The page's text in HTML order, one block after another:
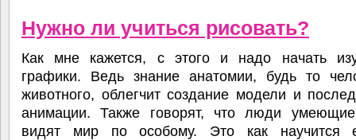
Нужно ли учиться рисовать?
Как мне кажется, с этого и надо начать
графики. Ведь знание анатомии, будь то
животного, облегчит создание модели и
анимации. Также говорят, что люди умеющие
видят мир по особому. Это как научится